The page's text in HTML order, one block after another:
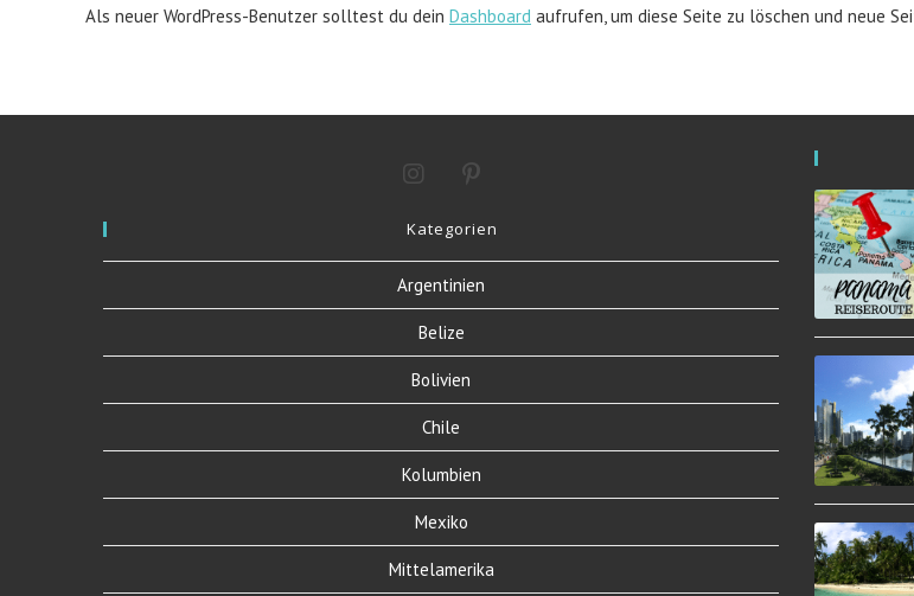
Als neuer WordPress-Benutzer solltest du dein Dashboard aufrufen, um diese Seite zu löschen und neue
in
new
tab
in
Kategorien
Argentinien
Belize
Bolivien
Chile
Kolumbien
Mexiko
Mittelamerika